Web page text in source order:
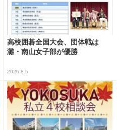
高校囲碁全国大会、団体戦は
灘・南山女子部が優勝
2026.8.5